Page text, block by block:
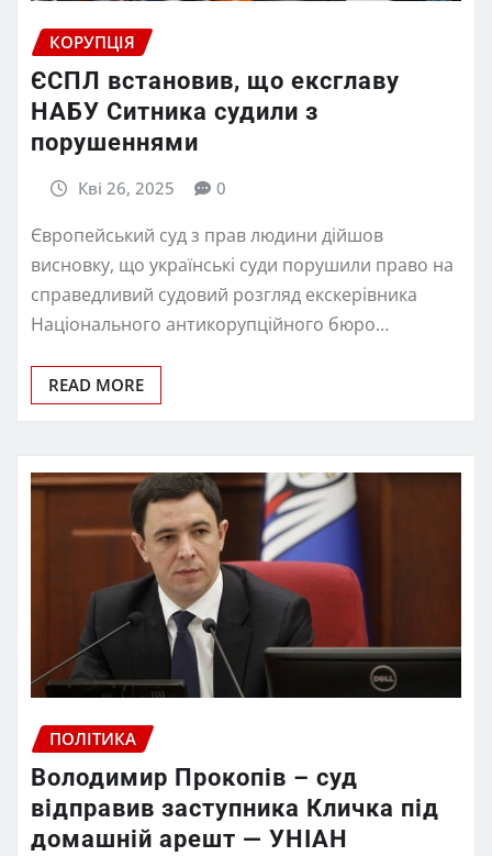
КОРУПЦІЯ
ЄСПЛ встановив, що ексглаву
НАБУ Ситника судили з
порушеннями
Кві 26, 2025 0
Європейський суд з прав людини дійшов
висновку, що українські суди порушили право на
справедливий судовий розгляд екскерівника
Національного антикорупційного бюро…
READ MORE
ПОЛІТИКА
Володимир Прокопів – суд
відправив заступника Кличка під
домашній арешт — УНІАН